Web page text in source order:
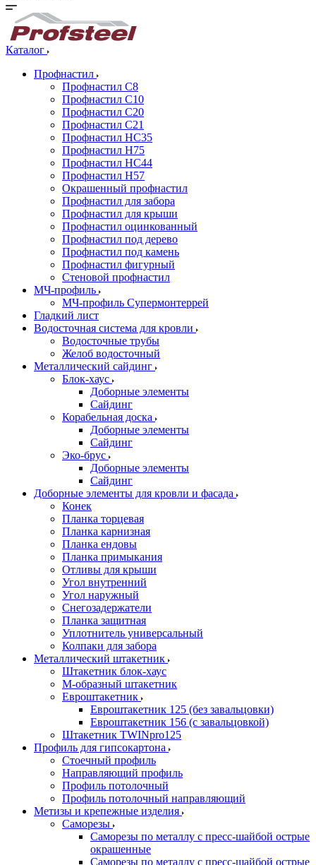
Каталог
Профнастил
Профнастил С8
Профнастил С10
Профнастил С20
Профнастил С21
Профнастил НС35
Профнастил Н75
Профнастил HC44
Профнастил Н57
Окрашенный профнастил
Профнастил для забора
Профнастил для крыши
Профнастил оцинкованный
Профнастил под дерево
Профнастил под камень
Профнастил фигурный
Стеновой профнастил
МЧ-профиль
МЧ-профиль Супермонтеррей
Гладкий лист
Водосточная система для кровли
Водосточные трубы
Желоб водосточный
Металлический сайдинг
Блок-хаус
Доборные элементы
Сайдинг
Корабельная доска
Доборные элементы
Сайдинг
Эко-брус
Доборные элементы
Сайдинг
Доборные элементы для кровли и фасада
Конек
Планка торцевая
Планка карнизная
Планка ендовы
Планка примыкания
Отливы для крыши
Угол внутренний
Угол наружный
Снегозадержатели
Планка защитная
Уплотнитель универсальный
Колпаки для забора
Металлический штакетник
Штакетник блок-хаус
М-образный штакетник
Евроштакетник
Евроштакетник 125 (без завальцовки)
Евроштакетник 156 (с завальцовкой)
Штакетник TWINpro125
Профиль для гипсокартона
Стоечный профиль
Направляющий профиль
Профиль потолочный
Профиль потолочный направляющий
Метизы и крепежные изделия
Саморезы
Саморезы по металлу с пресс-шайбой острые
окрашенные
Саморезы по металлу с пресс-шайбой острые